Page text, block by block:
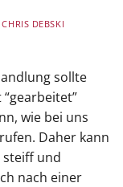
CHRIS DEBSKI
sollte
wie bei uns
Daher kann
steiff und
nach einer